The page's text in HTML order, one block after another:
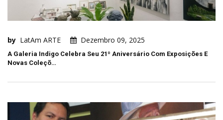
by LatAm ARTE Dezembro 09, 2025
A Galeria Indigo Celebra Seu 21º Aniversário Com Exposições E
Novas Coleçõ…